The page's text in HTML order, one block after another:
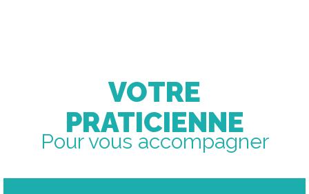
VOTRE
PRATICIENNE
Pour vous accompagner